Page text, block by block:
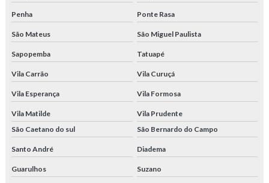
Penha Ponte Rasa
São Mateus São Miguel Paulista
Sapopemba Tatuapé
Vila Carrão Vila Curuçá
Vila Esperança Vila Formosa
Vila Matilde
Vila Prudente
São Caetano do sul
São Bernardo do Campo
Santo André Diadema
Guarulhos Suzano